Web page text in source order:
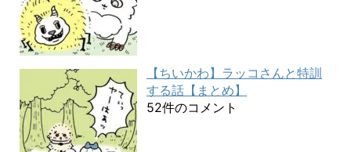
【ちいかわ】ラッコさんと特訓
する話【まとめ】
52件のコメント